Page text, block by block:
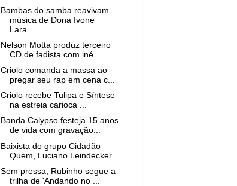
Bambas do samba reavivam
música de Dona Ivone
Lara...
Nelson Motta produz terceiro
CD de fadista com iné...
Criolo comanda a massa ao
pregar seu rap em cena c...
Criolo recebe Tulipa e Síntese
na estreia carioca ...
Banda Calypso festeja 15 anos
de vida com gravação...
Baixista do grupo Cidadão
Quem, Luciano Leindecker...
Sem pressa, Rubinho segue a
trilha de 'Andando no ...